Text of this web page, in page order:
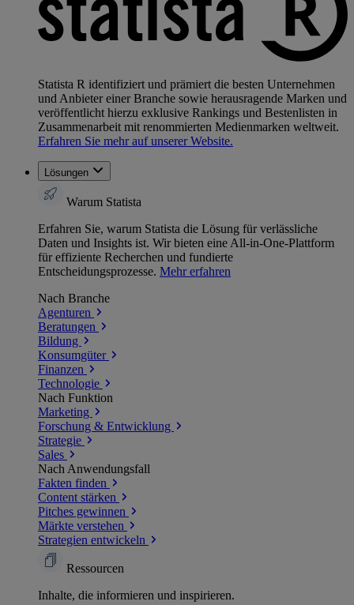
Statista R identifiziert und prämiert die besten Unternehmen
und Anbieter einer Branche sowie herausragende Marken und
veröffentlicht hierzu exklusive Rankings und Bestenlisten in
Zusammenarbeit mit renommierten Medienmarken weltweit.
Erfahren Sie mehr auf unserer Website.
Lösungen
Warum Statista
Erfahren Sie, warum Statista die Lösung für verlässliche
Daten und Insights ist. Wir bieten eine All-in-One-Plattform
für effiziente Recherchen und fundierte
Entscheidungsprozesse. Mehr erfahren
Nach Branche
Agenturen
Beratungen
Bildung
Konsumgüter
Finanzen
Technologie
Nach Funktion
Marketing
Forschung & Entwicklung
Strategie
Sales
Nach Anwendungsfall
Fakten finden
Content stärken
Pitches gewinnen
Märkte verstehen
Strategien entwickeln
Ressourcen
Inhalte, die informieren und inspirieren.